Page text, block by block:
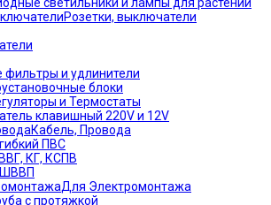
Розетки, выключатели
фильтры и удлинители
блоки
и Термостаты
клавишный 220V и 12V
Кабель, Провода
ПВС
КГ, КСПВ
ШВВП
Для Электромонтажа
с протяжкой